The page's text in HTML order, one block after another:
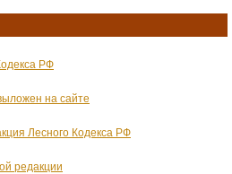
РФ
на сайте
Лесного Кодекса РФ
редакции